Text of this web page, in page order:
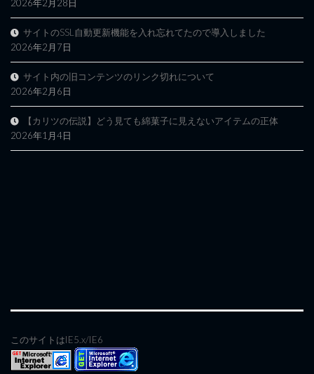
2026年2月28日
サイトのSSL自動更新機能を入れ忘れてたので導入しました
2026年2月7日
サイト内の旧コンテンツのリンク切れについて
2026年2月6日
【カリツの伝説】どう見ても綿菓子に見えないアイテムの正体
2026年1月4日
このサイトはIE5.x/IE6